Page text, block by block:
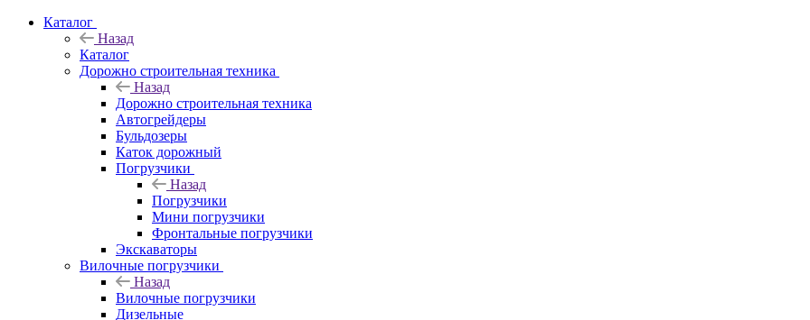
Каталог
Назад
Каталог
Дорожно строительная техника
Назад
Дорожно строительная техника
Автогрейдеры
Бульдозеры
Каток дорожный
Погрузчики
Назад
Погрузчики
Мини погрузчики
Фронтальные погрузчики
Экскаваторы
Вилочные погрузчики
Назад
Вилочные погрузчики
Дизельные